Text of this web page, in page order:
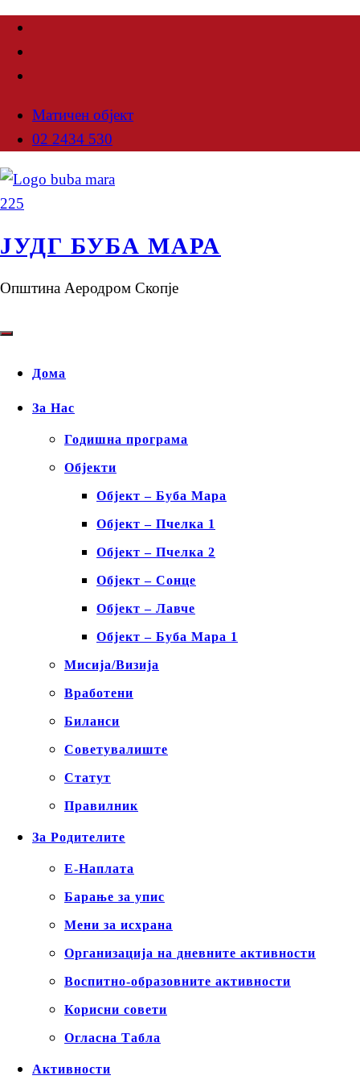
Матичен објект
02 2434 530
ЈУДГ БУБА МАРА
Општина Аеродром Скопје
Дома
За Нас
Годишна програма
Објекти
Објект – Буба Мара
Објект – Пчелка 1
Објект – Пчелка 2
Објект – Сонце
Објект – Лавче
Објект – Буба Мара 1
Мисија/Визија
Вработени
Биланси
Советувалиште
Статут
Правилник
За Родителите
Е-Наплата
Барање за упис
Мени за исхрана
Организација на дневните активности
Воспитно-образовните активности
Корисни совети
Огласна Табла
Активности